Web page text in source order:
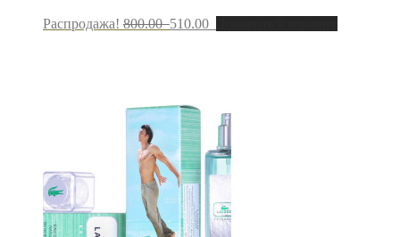
Распродажа! 800.00510.00